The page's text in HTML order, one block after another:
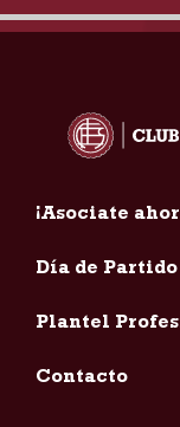
¡Asociate
Día de Partido
Plantel
Contacto